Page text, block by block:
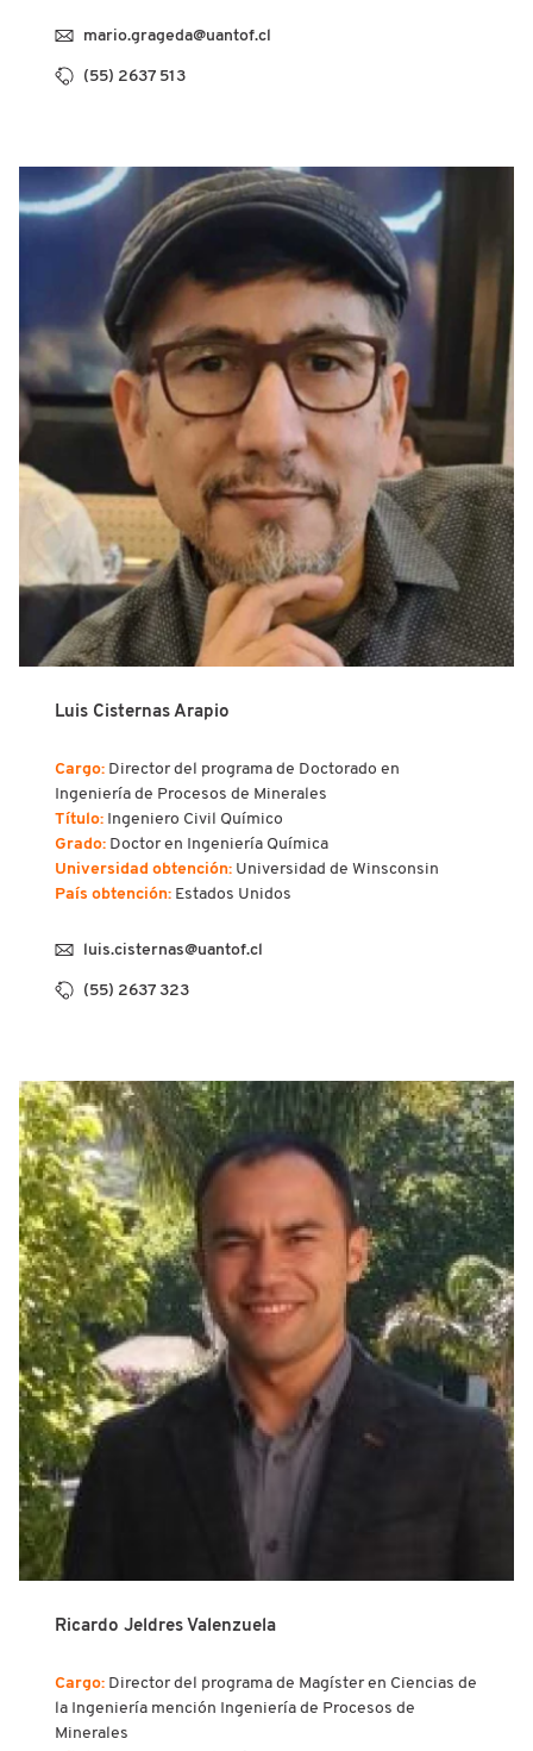
mario.grageda@uantof.cl
(55) 2637 513
Luis Cisternas Arapio
Cargo: Director del programa de Doctorado en
Ingeniería de Procesos de Minerales
Título: Ingeniero Civil Químico
Grado: Doctor en Ingeniería Química
Universidad obtención: Universidad de Winsconsin
País obtención: Estados Unidos
luis.cisternas@uantof.cl
(55) 2637 323
Ricardo Jeldres Valenzuela
Cargo: Director del programa de Magíster en Ciencias de
la Ingeniería mención Ingeniería de Procesos de
Minerales